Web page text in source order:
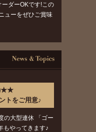
ダーOKです!この
ューをぜひご賞味
)★★
トをご用意♪
の大型連休 「ゴー
もやってきます♪